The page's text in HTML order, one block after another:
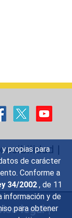
propias para
de carácter
Conforme a
34/2002 , de 11
información y de
para obtener
|
legal|